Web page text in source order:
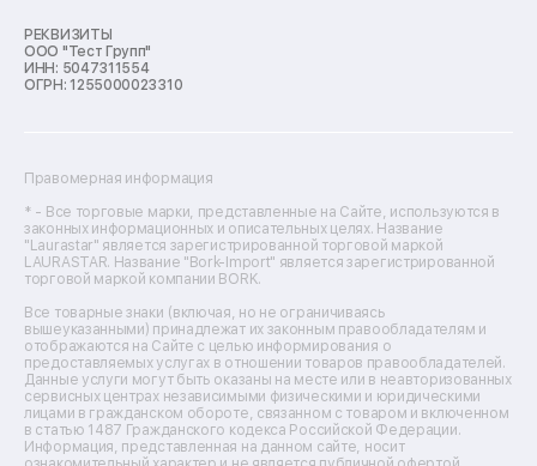
Ремонт морозильных камер
Ремонт отпаривателей
Ремонт плоттеров
Ремонт фенов
Ремонт цифровых биноклей
Ремонт тепловизоров
Ремонт массажных кресел
Ремонт водонагревателей
Ремонт вытяжек
Ремонт источников бесперебойного питания
Ремонт пароварок
Ремонт микшерных пультов
Ремонт dj-пультов
Ремонт кухонных плит
Ремонт стедикамов
Ремонт оптических прицелов
РЕКВИЗИТЫ
ООО "Тест Групп"
ИНН: 5047311554
ОГРН: 1255000023310
Правомерная информация
* - Все торговые марки, представленные на Сайте, используются в
законных информационных и описательных целях. Название
"Laurastar" является зарегистрированной торговой маркой
LAURASTAR. Название "Bork-Import" является зарегистрированной
торговой маркой компании BORK.
Все товарные знаки (включая, но не ограничиваясь
вышеуказанными) принадлежат их законным правообладателям и
отображаются на Сайте с целью информирования о
предоставляемых услугах в отношении товаров правообладателей.
Данные услуги могут быть оказаны на месте или в неавторизованных
сервисных центрах независимыми физическими и юридическими
лицами в гражданском обороте, связанном с товаром и включенном
в статью 1487 Гражданского кодекса Российской Федерации.
Информация, представленная на данном сайте, носит